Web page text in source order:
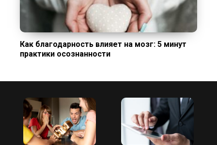
Как благодарность влияет на мозг: 5 минут
практики осознанности